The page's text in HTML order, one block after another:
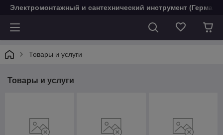
Электромонтажный и сантехнический инструмент
Товары и услуги
Товары и услуги